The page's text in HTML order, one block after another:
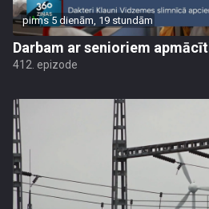
pirms 5 dienām, 19 stundām
Darbam ar senioriem
412. epizode